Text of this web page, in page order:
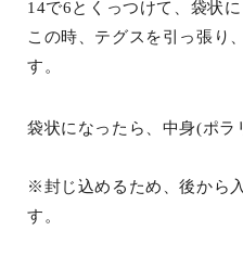
14で6とくっつけて、袋状に
この時、テグスを引っ張り
す。
袋状になったら、中身(ポラ
※封じ込めるため、後から
す。